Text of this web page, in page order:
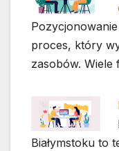
proces, który
zasobów.
Białymstoku to